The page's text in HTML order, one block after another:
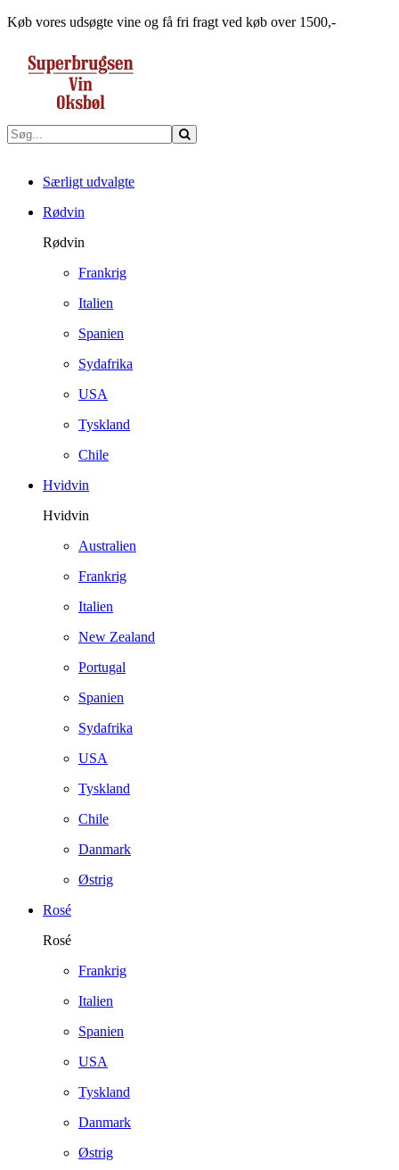
Køb vores udsøgte vine og få fri fragt ved køb over 1500,-
Særligt udvalgte
Rødvin
Rødvin
Frankrig
Italien
Spanien
Sydafrika
USA
Tyskland
Chile
Hvidvin
Hvidvin
Australien
Frankrig
Italien
New Zealand
Portugal
Spanien
Sydafrika
USA
Tyskland
Chile
Danmark
Østrig
Rosé
Rosé
Frankrig
Italien
Spanien
USA
Tyskland
Danmark
Østrig